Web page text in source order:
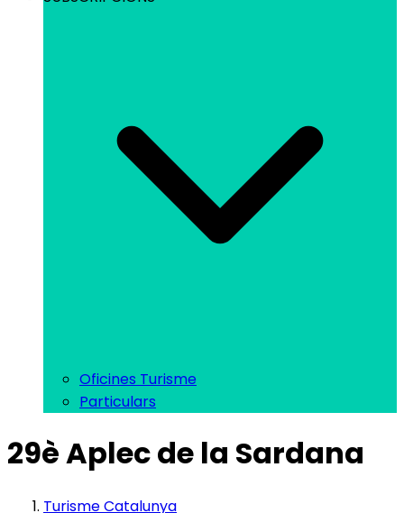
Oficines Turisme
Particulars
29è Aplec de la Sardana
Turisme Catalunya